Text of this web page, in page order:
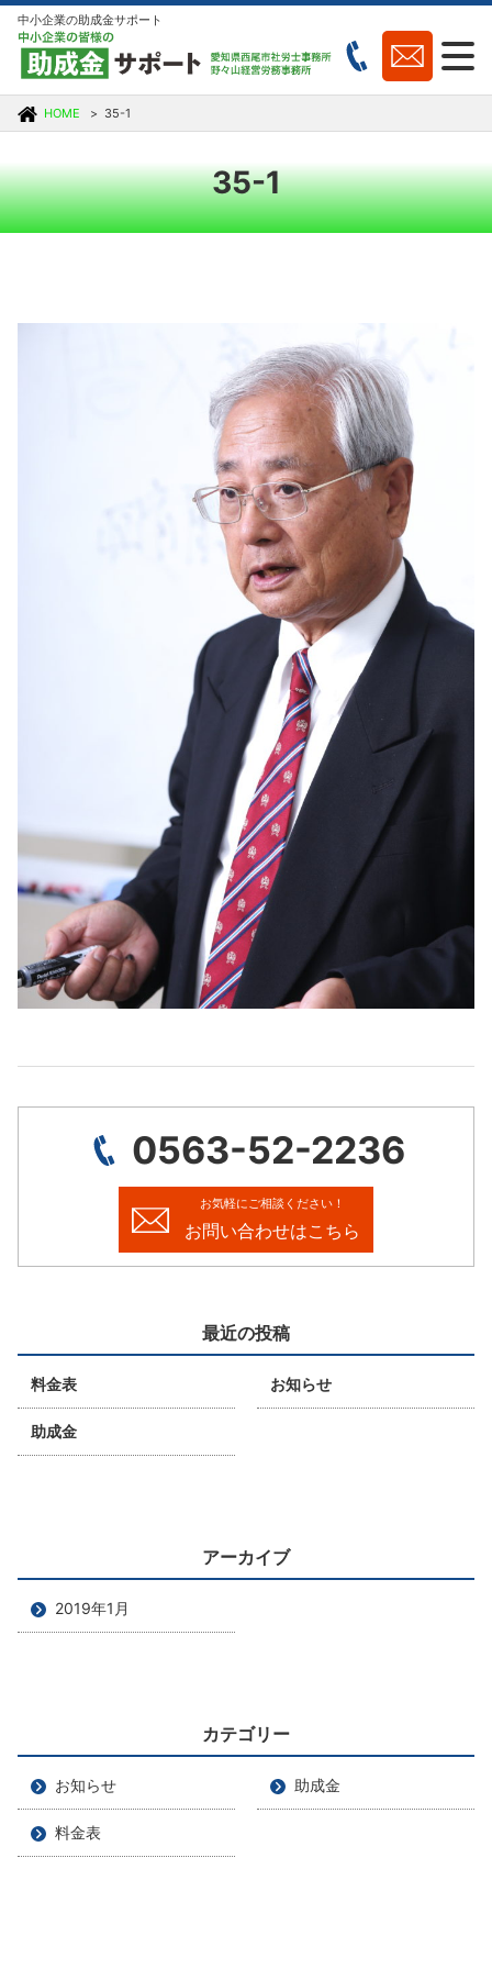
中小企業の助成金サポート
HOME 35-1
35-1
0563-52-2236
お気軽にご相談ください！
お問い合わせはこちら
最近の投稿
料金表 お知らせ
助成金
アーカイブ
2019年1月
カテゴリー
お知らせ 助成金
料金表